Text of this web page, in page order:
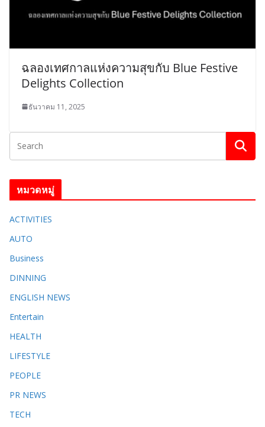
ฉลองเทศกาลแห่งความสุขกับ Blue Festive
Delights Collection
ธันวาคม 11, 2025
หมวดหมู่
ACTIVITIES
AUTO
Business
DINNING
ENGLISH​ NEWS
Entertain
HEALTH
LIFESTYLE
PEOPLE
PR NEWS
TECH